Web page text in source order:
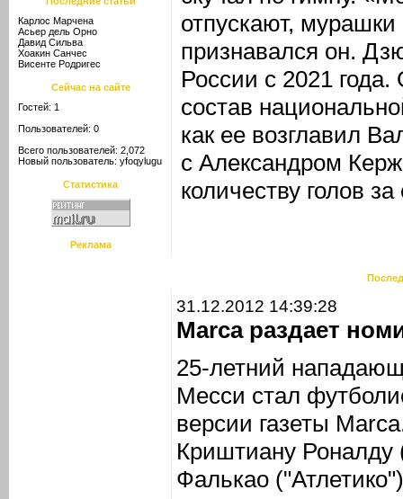
Карлос Марчена
Асьер дель Орно
Давид Сильва
Хоакин Санчес
Висенте Родригес
Сейчас на сайте
Гостей: 1
Пользователей: 0
Всего пользователей: 2,072
Новый пользователь: yfoqylugu
Статистика
Реклама
отпускают,
признавался он.
России с 2021
состав
как ее возглавил
с Александром
количеству голов
31.12.2012 14:39:28
Marca раздает
25-летний
Месси стал
версии газеты
Криштиану
Фалькао